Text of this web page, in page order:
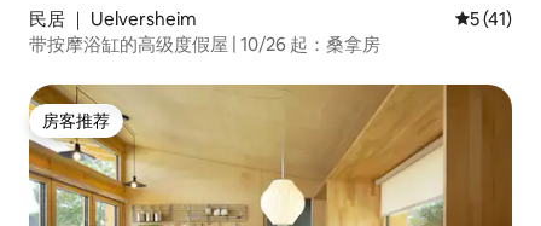
民居 ｜ Uelversheim 平均评分
5 (41)
带按摩浴缸的高级度假屋 | 10/26 起：桑拿房
房客推荐
房客推荐